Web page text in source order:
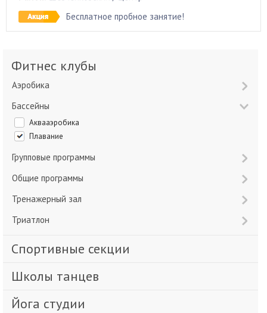
Бесплатное пробное занятие!
Фитнес клубы
Аэробика
Бассейны
Аквааэробика
Плавание
Групповые программы
Общие программы
Тренажерный зал
Триатлон
Спортивные секции
Школы танцев
Йога студии